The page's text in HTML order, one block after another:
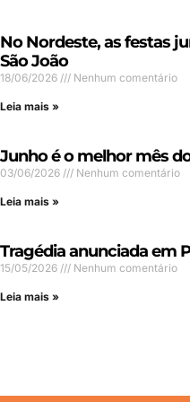
No Nordeste, as festas
São João
18/06/2026 Nenhum comentário
Leia mais »
Junho é o melhor mês
03/06/2026 Nenhum comentário
Leia mais »
Tragédia anunciada em
15/05/2026 Nenhum comentário
Leia mais »